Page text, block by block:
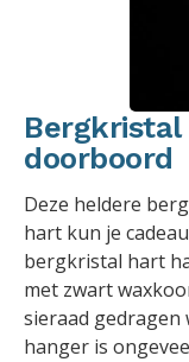
doorboord
Deze heldere
hart kun je
bergkristal hart
met zwart
sieraad gedragen
hanger is